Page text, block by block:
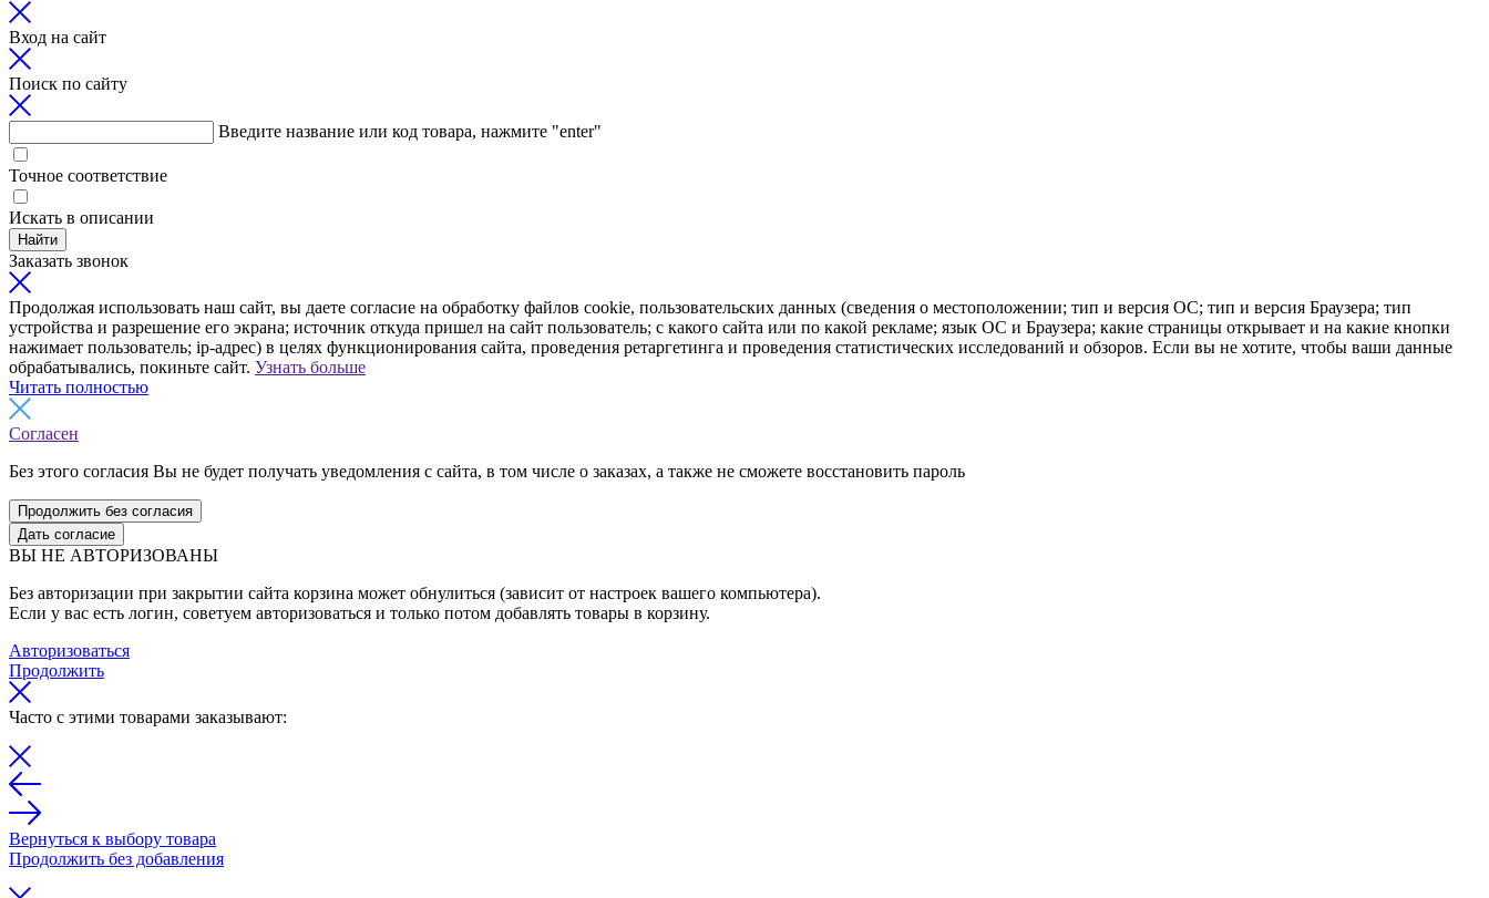
Вход на сайт
Поиск по сайту
Введите название или код товара, нажмите "enter"
Точное соответствие
Искать в описании
Найти
Заказать звонок
Продолжая использовать наш сайт, вы даете согласие на обработку файлов cookie, пользовательских данных (сведения о местоположении; тип и версия ОС; тип и версия Браузера; тип
устройства и разрешение его экрана; источник откуда пришел на сайт пользователь; с какого сайта или по какой рекламе; язык ОС и Браузера; какие страницы открывает и на какие кнопки
нажимает пользователь; ip-адрес) в целях функционирования сайта, проведения ретаргетинга и проведения статистических исследований и обзоров. Если вы не хотите, чтобы ваши данные
обрабатывались, покиньте сайт. Узнать больше
Читать полностью
Согласен
Без этого согласия Вы не будет получать уведомления с сайта, в том числе о заказах, а также не сможете восстановить пароль
Продолжить без согласия
Дать согласие
ВЫ НЕ АВТОРИЗОВАНЫ
Без авторизации при закрытии сайта корзина может обнулиться (зависит от настроек вашего компьютера).
Если у вас есть логин, советуем авторизоваться и только потом добавлять товары в корзину.
Авторизоваться
Продолжить
Часто с этими товарами заказывают:
Вернуться к выбору товара
Продолжить без добавления